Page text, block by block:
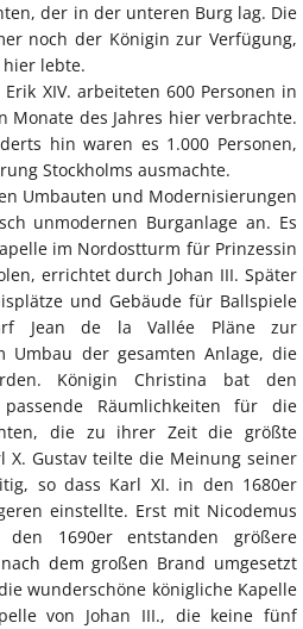
der in der unteren Burg lag. Die
noch der Königin zur Verfügung,
lebte.
XIV. arbeiteten 600 Personen in
Monate des Jahres hier verbrachte.
hin waren es 1.000 Personen,
Stockholms ausmachte.
Umbauten und Modernisierungen
unmodernen Burganlage an. Es
im Nordostturm für Prinzessin
errichtet durch Johan III. Später
und Gebäude für Ballspiele
Jean de la Vallée Pläne zur
Umbau der gesamten Anlage, die
Königin Christina bat den
Räumlichkeiten für die
die zu ihrer Zeit die größte
X. Gustav teilte die Meinung seiner
so dass Karl XI. in den 1680er
einstellte. Erst mit Nicodemus
1690er entstanden größere
dem großen Brand umgesetzt
wunderschöne königliche Kapelle
von Johan III., die keine fünf